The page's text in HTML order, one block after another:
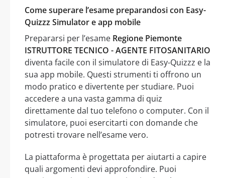
Come superare l’esame preparandosi con Easy-
Quizzz Simulator e app mobile
Prepararsi per l’esame Regione Piemonte
ISTRUTTORE TECNICO - AGENTE FITOSANITARIO
diventa facile con il simulatore di Easy-Quizzz e la
sua app mobile. Questi strumenti ti offrono un
modo pratico e divertente per studiare. Puoi
accedere a una vasta gamma di quiz
direttamente dal tuo telefono o computer. Con il
simulatore, puoi esercitarti con domande che
potresti trovare nell’esame vero.
La piattaforma è progettata per aiutarti a capire
quali argomenti devi approfondire. Puoi